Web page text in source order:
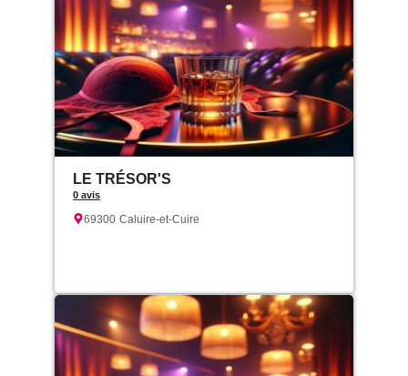
LE TRÉSOR'S
0 avis
69300 Caluire-et-Cuire